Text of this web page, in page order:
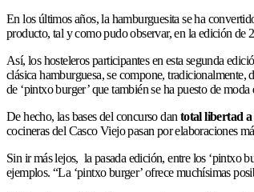
En los últimos años, la hamburguesita se ha
producto, tal y como pudo observar, en la edición de
Así, los hosteleros participantes en esta segunda
clásica hamburguesa, se compone, tradicionalmente,
de ‘pintxo burger’ que también se ha puesto de
De hecho, las bases del concurso dantotal libertad a
cocineras del Casco Viejo pasan por elaboraciones
Sin ir más lejos, la pasada edición, entre los ‘pintxo
ejemplos. “La ‘pintxo burger’ ofrece muchísimas